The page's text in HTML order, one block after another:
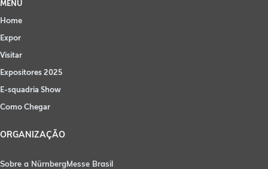
MENU
Home
Expor
Visitar
Expositores 2025
E-squadria Show
Como Chegar
ORGANIZAÇÃO
Sobre a NürnbergMesse Brasil